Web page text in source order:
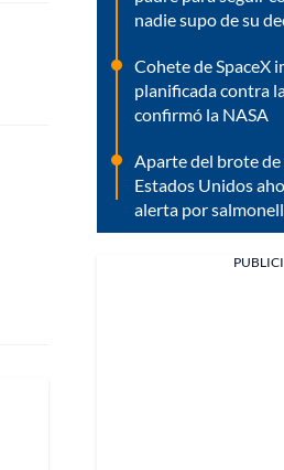
nadie supo de su
Cohete de SpaceX
planificada contra
confirmó la NASA
Aparte del brote
Estados Unidos
alerta por